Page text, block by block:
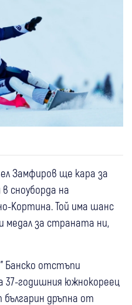
Замфиров ще кара за
сноуборда на
Кортина. Той има шанс
медал за страната ни,
Банско отстъпи
37-годишния южнокореец
дръпна от